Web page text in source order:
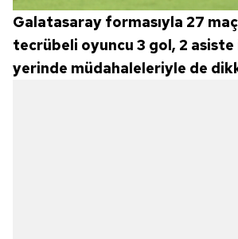
Galatasaray formasıyla 27
tecrübeli oyuncu 3 gol, 2
yerinde müdahaleleriyle de